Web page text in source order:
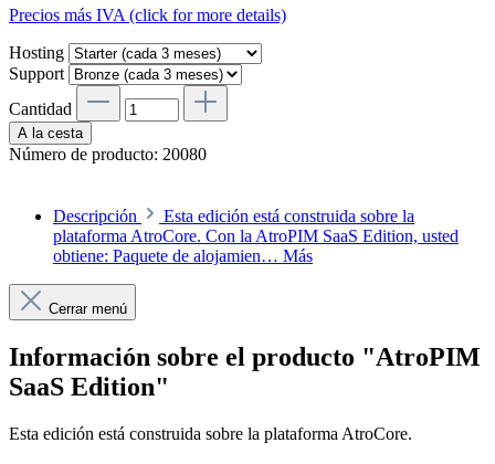
Precios más IVA (click for more details)
Hosting
Support
Cantidad
A la cesta
Número de producto: 20080
Descripción
Esta edición está construida sobre la
plataforma AtroCore. Con la AtroPIM SaaS Edition, usted
obtiene: Paquete de alojamien… Más
Cerrar menú
Información sobre el producto "AtroPIM
SaaS Edition"
Esta edición está construida sobre la plataforma AtroCore.